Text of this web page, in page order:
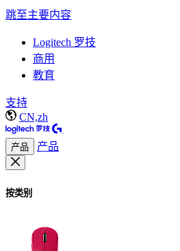
跳至主要内容
Logitech 罗技
商用
教育
支持
CN,zh
产品 产品
按类别